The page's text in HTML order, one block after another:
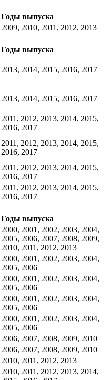
Годы выпуска
2009, 2010, 2011, 2012, 2013
Годы выпуска
2013, 2014, 2015, 2016, 2017
2013, 2014, 2015, 2016, 2017
2011, 2012, 2013, 2014, 2015,
2016, 2017
2011, 2012, 2013, 2014, 2015,
2016, 2017
2011, 2012, 2013, 2014, 2015,
2016, 2017
2011, 2012, 2013, 2014, 2015,
2016, 2017
Годы выпуска
2000, 2001, 2002, 2003, 2004,
2005, 2006, 2007, 2008, 2009,
2010, 2011, 2012, 2013
2000, 2001, 2002, 2003, 2004,
2005, 2006
2000, 2001, 2002, 2003, 2004,
2005, 2006
2000, 2001, 2002, 2003, 2004,
2005, 2006
2000, 2001, 2002, 2003, 2004,
2005, 2006
2006, 2007, 2008, 2009, 2010
2006, 2007, 2008, 2009, 2010
2010, 2011, 2012, 2013
2010, 2011, 2012, 2013, 2014,